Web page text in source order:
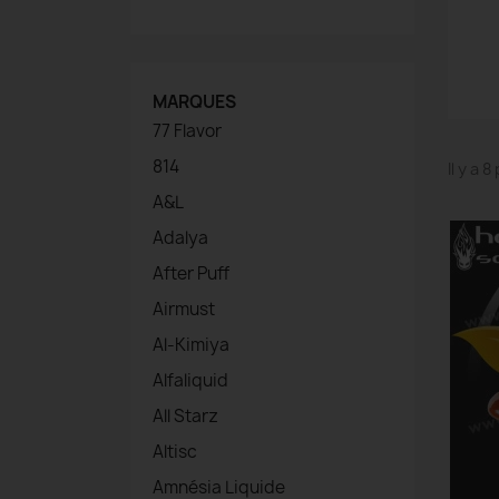
MARQUES
77 Flavor
814
A&L
Adalya
After Puff
Airmust
Al-Kimiya
Alfaliquid
All Starz
Altisc
Amnésia Liquide
Il y a